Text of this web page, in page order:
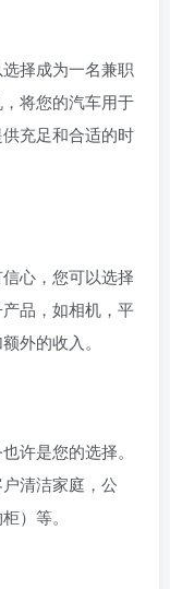
择成为一名兼职
将您的汽车用于
充足和合适的时
心，您可以选择
品，如相机，平
外的收入。
许是您的选择。
清洁家庭，公
）等。